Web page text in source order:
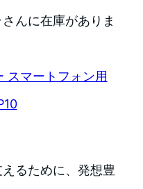
んに在庫がありま
スマートフォン用
るために、発想豊